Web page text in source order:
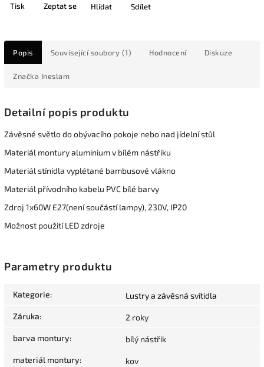
Tisk Zeptat se Hlídat Sdílet
Popis Související soubory (1) Hodnocení Diskuze
Značka Ineslam
Detailní popis produktu
Závěsné světlo do obývacího pokoje nebo nad jídelní stůl
Materiál montury aluminium v bílém nástřiku
Materiál stínidla vyplétané bambusové vlákno
Materiál přívodního kabelu PVC bílé barvy
Zdroj 1x60W E27(není součástí lampy), 230V, IP20
Možnost použití LED zdroje
Parametry produktu
Kategorie: Lustry a závěsná svítidla
Záruka: 2 roky
barva montury: bílý nástřik
materiál montury: kov